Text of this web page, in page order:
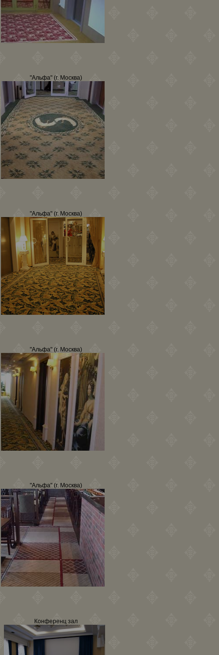
"Альфа" (г. Москва)
"Альфа" (г. Москва)
"Альфа" (г. Москва)
"Альфа" (г. Москва)
Конференц зал